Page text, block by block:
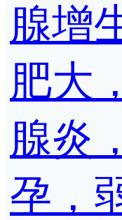
腺增
肥大
腺炎
孕，